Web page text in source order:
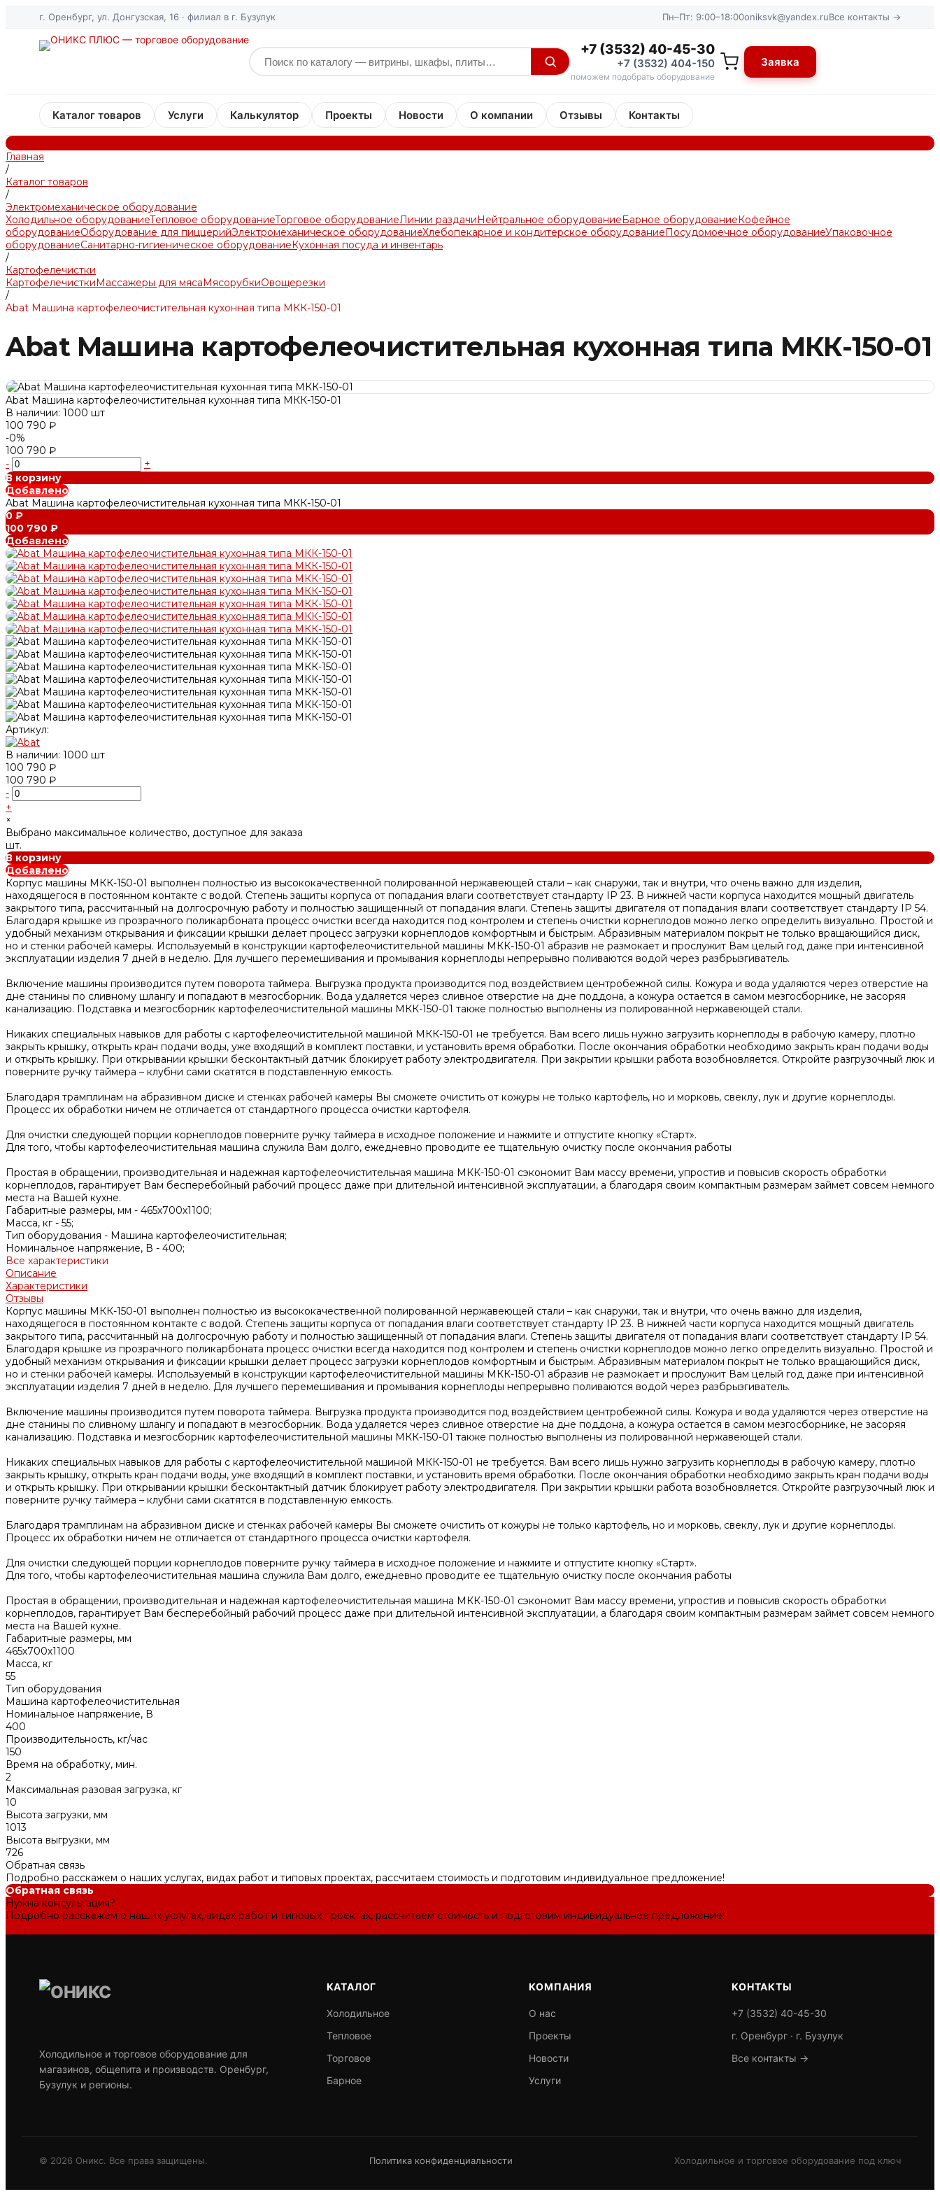
г. Оренбург, ул. Донгузская, 16 · филиал в г. Бузулук Пн–Пт: 9:00–18:00oniksvk@yandex.ruВсе контакты →
+7 (3532) 40-45-30
+7 (3532) 404-150
поможем подобрать оборудование
Заявка
Каталог товаров Услуги Калькулятор Проекты Новости О компании Отзывы Контакты
Главная
/
Каталог товаров
/
Электромеханическое оборудование
Холодильное оборудованиеТепловое оборудованиеТорговое оборудованиеЛинии раздачиНейтральное оборудованиеБарное оборудованиеКофейное
оборудованиеОборудование для пиццерийЭлектромеханическое оборудованиеХлебопекарное и кондитерское оборудованиеПосудомоечное оборудованиеУпаковочное
оборудованиеСанитарно-гигиеническое оборудованиеКухонная посуда и инвентарь
/
Картофелечистки
КартофелечисткиМассажеры для мясаМясорубкиОвощерезки
/
Abat Машина картофелеочистительная кухонная типа МКК-150-01
Abat Машина картофелеочистительная кухонная типа МКК-150-01
Abat Машина картофелеочистительная кухонная типа МКК-150-01
В наличии: 1000 шт
100 790 ₽
-0%
100 790 ₽
-
+
В корзину
Добавлено
Abat Машина картофелеочистительная кухонная типа МКК-150-01
0 ₽
100 790 ₽
Добавлено
Артикул:
В наличии: 1000 шт
100 790 ₽
100 790 ₽
-
+
×
Выбрано максимальное количество, доступное для заказа
шт.
В корзину
Добавлено
Корпус машины МКК-150-01 выполнен полностью из высококачественной полированной нержавеющей стали – как снаружи, так и внутри, что очень важно для изделия,
находящегося в постоянном контакте с водой. Степень защиты корпуса от попадания влаги соответствует стандарту IP 23. В нижней части корпуса находится мощный двигатель
закрытого типа, рассчитанный на долгосрочную работу и полностью защищенный от попадания влаги. Степень защиты двигателя от попадания влаги соответствует стандарту IP 54.
Благодаря крышке из прозрачного поликарбоната процесс очистки всегда находится под контролем и степень очистки корнеплодов можно легко определить визуально. Простой и
удобный механизм открывания и фиксации крышки делает процесс загрузки корнеплодов комфортным и быстрым. Абразивным материалом покрыт не только вращающийся диск,
но и стенки рабочей камеры. Используемый в конструкции картофелеочистительной машины МКК-150-01 абразив не размокает и прослужит Вам целый год даже при интенсивной
эксплуатации изделия 7 дней в неделю. Для лучшего перемешивания и промывания корнеплоды непрерывно поливаются водой через разбрызгиватель.
Включение машины производится путем поворота таймера. Выгрузка продукта производится под воздействием центробежной силы. Кожура и вода удаляются через отверстие на
дне станины по сливному шлангу и попадают в мезгосборник. Вода удаляется через сливное отверстие на дне поддона, а кожура остается в самом мезгосборнике, не засоряя
канализацию. Подставка и мезгосборник картофелеочистительной машины МКК-150-01 также полностью выполнены из полированной нержавеющей стали.
Никаких специальных навыков для работы с картофелеочистительной машиной МКК-150-01 не требуется. Вам всего лишь нужно загрузить корнеплоды в рабочую камеру, плотно
закрыть крышку, открыть кран подачи воды, уже входящий в комплект поставки, и установить время обработки. После окончания обработки необходимо закрыть кран подачи воды
и открыть крышку. При открывании крышки бесконтактный датчик блокирует работу электродвигателя. При закрытии крышки работа возобновляется. Откройте разгрузочный люк и
поверните ручку таймера – клубни сами скатятся в подставленную емкость.
Благодаря трамплинам на абразивном диске и стенках рабочей камеры Вы сможете очистить от кожуры не только картофель, но и морковь, свеклу, лук и другие корнеплоды.
Процесс их обработки ничем не отличается от стандартного процесса очистки картофеля.
Для очистки следующей порции корнеплодов поверните ручку таймера в исходное положение и нажмите и отпустите кнопку «Старт».
Для того, чтобы картофелеочистительная машина служила Вам долго, ежедневно проводите ее тщательную очистку после окончания работы
Простая в обращении, производительная и надежная картофелеочистительная машина МКК-150-01 сэкономит Вам массу времени, упростив и повысив скорость обработки
корнеплодов, гарантирует Вам бесперебойный рабочий процесс даже при длительной интенсивной эксплуатации, а благодаря своим компактным размерам займет совсем немного
места на Вашей кухне.
Габаритные размеры, мм - 465х700х1100;
Масса, кг - 55;
Тип оборудования - Машина картофелеочистительная;
Номинальное напряжение, В - 400;
Все характеристики
Описание
Характеристики
Отзывы
Корпус машины МКК-150-01 выполнен полностью из высококачественной полированной нержавеющей стали – как снаружи, так и внутри, что очень важно для изделия,
находящегося в постоянном контакте с водой. Степень защиты корпуса от попадания влаги соответствует стандарту IP 23. В нижней части корпуса находится мощный двигатель
закрытого типа, рассчитанный на долгосрочную работу и полностью защищенный от попадания влаги. Степень защиты двигателя от попадания влаги соответствует стандарту IP 54.
Благодаря крышке из прозрачного поликарбоната процесс очистки всегда находится под контролем и степень очистки корнеплодов можно легко определить визуально. Простой и
удобный механизм открывания и фиксации крышки делает процесс загрузки корнеплодов комфортным и быстрым. Абразивным материалом покрыт не только вращающийся диск,
но и стенки рабочей камеры. Используемый в конструкции картофелеочистительной машины МКК-150-01 абразив не размокает и прослужит Вам целый год даже при интенсивной
эксплуатации изделия 7 дней в неделю. Для лучшего перемешивания и промывания корнеплоды непрерывно поливаются водой через разбрызгиватель.
Включение машины производится путем поворота таймера. Выгрузка продукта производится под воздействием центробежной силы. Кожура и вода удаляются через отверстие на
дне станины по сливному шлангу и попадают в мезгосборник. Вода удаляется через сливное отверстие на дне поддона, а кожура остается в самом мезгосборнике, не засоряя
канализацию. Подставка и мезгосборник картофелеочистительной машины МКК-150-01 также полностью выполнены из полированной нержавеющей стали.
Никаких специальных навыков для работы с картофелеочистительной машиной МКК-150-01 не требуется. Вам всего лишь нужно загрузить корнеплоды в рабочую камеру, плотно
закрыть крышку, открыть кран подачи воды, уже входящий в комплект поставки, и установить время обработки. После окончания обработки необходимо закрыть кран подачи воды
и открыть крышку. При открывании крышки бесконтактный датчик блокирует работу электродвигателя. При закрытии крышки работа возобновляется. Откройте разгрузочный люк и
поверните ручку таймера – клубни сами скатятся в подставленную емкость.
Благодаря трамплинам на абразивном диске и стенках рабочей камеры Вы сможете очистить от кожуры не только картофель, но и морковь, свеклу, лук и другие корнеплоды.
Процесс их обработки ничем не отличается от стандартного процесса очистки картофеля.
Для очистки следующей порции корнеплодов поверните ручку таймера в исходное положение и нажмите и отпустите кнопку «Старт».
Для того, чтобы картофелеочистительная машина служила Вам долго, ежедневно проводите ее тщательную очистку после окончания работы
Простая в обращении, производительная и надежная картофелеочистительная машина МКК-150-01 сэкономит Вам массу времени, упростив и повысив скорость обработки
корнеплодов, гарантирует Вам бесперебойный рабочий процесс даже при длительной интенсивной эксплуатации, а благодаря своим компактным размерам займет совсем немного
места на Вашей кухне.
Габаритные размеры, мм
465х700х1100
Масса, кг
55
Тип оборудования
Машина картофелеочистительная
Номинальное напряжение, В
400
Производительность, кг/час
150
Время на обработку, мин.
2
Максимальная разовая загрузка, кг
10
Высота загрузки, мм
1013
Высота выгрузки, мм
726
Обратная связь
Подробно расскажем о наших услугах, видах работ и типовых проектах, рассчитаем стоимость и подготовим индивидуальное предложение!
Обратная связь
Нужна консультация?
Подробно расскажем о наших услугах, видах работ и типовых проектах, рассчитаем стоимость и подготовим индивидуальное предложение!
Холодильное и торговое оборудование для
магазинов, общепита и производств. Оренбург,
Бузулук и регионы.
КАТАЛОГ
Холодильное
Тепловое
Торговое
Барное
КОМПАНИЯ
О нас
Проекты
Новости
Услуги
КОНТАКТЫ
+7 (3532) 40-45-30
г. Оренбург · г. Бузулук
Все контакты →
© 2026 Оникс. Все права защищены. Политика конфиденциальности Холодильное и торговое оборудование под ключ